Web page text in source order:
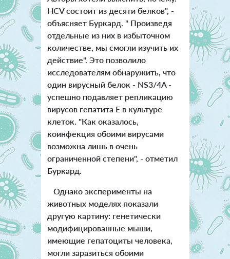
HCV состоит из десяти белков", -
объясняет Буркард. " Произведя
отдельные из них в избыточном
количестве, мы смогли изучить их
действие". Это позволило
исследователям обнаружить, что
один вирусный белок - NS3/4A -
успешно подавляет репликацию
вирусов гепатита Е в культуре
клеток. "Как оказалось,
коинфекция обоими вирусами
возможна лишь в очень
ограниченной степени", - отметил
Буркард.
Однако эксперименты на
животных моделях показали
другую картину: генетически
модифицированные мыши,
имеющие гепатоциты человека,
могли заразиться обоими